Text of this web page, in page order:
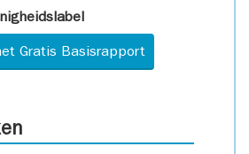
Gratis Basisrapport